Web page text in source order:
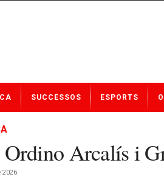
SUCCESSOS ESPORTS
Arcalís i
2026